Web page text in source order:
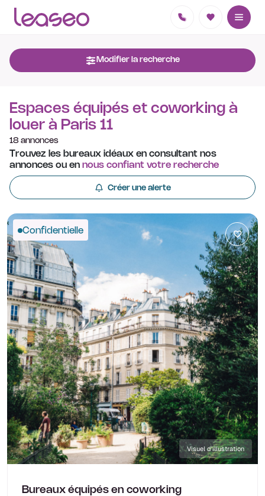
Modifier la recherche
Espaces équipés et coworking à
louer à Paris 11
18 annonces
Trouvez les bureaux idéaux en consultant nos
annonces ou en nous confiant votre recherche
Créer une alerte
Confidentielle
Visuel d'illustration
Bureaux équipés en coworking